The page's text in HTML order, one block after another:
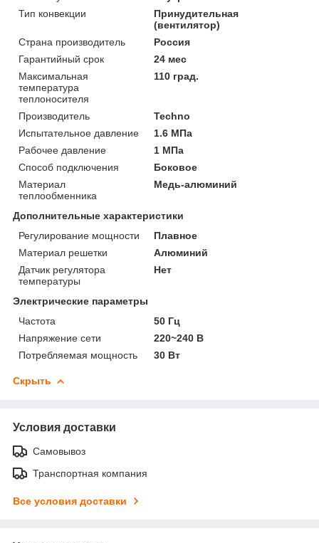
Тип конвекции
Принудительная
(вентилятор)
Страна производитель
Россия
Гарантийный срок
24 мес
Максимальная
температура
теплоносителя
110 град.
Производитель
Techno
Испытательное давление
1.6 МПа
Рабочее давление
1 МПа
Способ подключения
Боковое
Материал
теплообменника
Медь-алюминий
Дополнительные характеристики
Регулирование мощности
Плавное
Материал решетки
Алюминий
Датчик регулятора
температуры
Нет
Электрические параметры
Частота
50 Гц
Напряжение сети
220~240 В
Потребляемая мощность
30 Вт
Скрыть
Условия доставки
Самовывоз
Транспортная компания
Все условия доставки